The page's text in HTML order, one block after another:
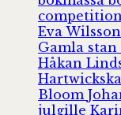
competition
Eva Wilsson
Gamla stan
Håkan
Bloom
julgille